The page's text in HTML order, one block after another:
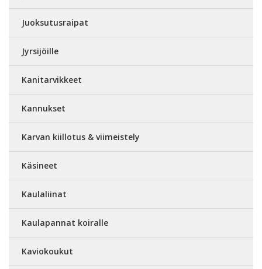
Juoksutusraipat
Jyrsijöille
Kanitarvikkeet
Kannukset
Karvan kiillotus & viimeistely
Käsineet
Kaulaliinat
Kaulapannat koiralle
Kaviokoukut